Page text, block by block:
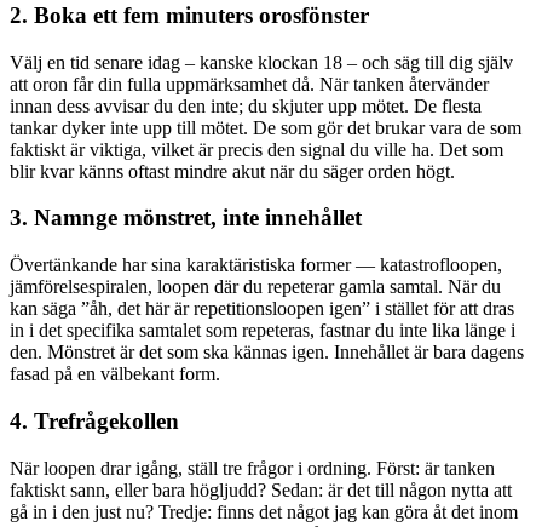
2. Boka ett fem minuters orosfönster
Välj en tid senare idag – kanske klockan 18 – och säg till dig själv
att oron får din fulla uppmärksamhet då. När tanken återvänder
innan dess avvisar du den inte; du skjuter upp mötet. De flesta
tankar dyker inte upp till mötet. De som gör det brukar vara de som
faktiskt är viktiga, vilket är precis den signal du ville ha. Det som
blir kvar känns oftast mindre akut när du säger orden högt.
3. Namnge mönstret, inte innehållet
Övertänkande har sina karaktäristiska former — katastrofloopen,
jämförelsespiralen, loopen där du repeterar gamla samtal. När du
kan säga ”åh, det här är repetitionsloopen igen” i stället för att dras
in i det specifika samtalet som repeteras, fastnar du inte lika länge i
den. Mönstret är det som ska kännas igen. Innehållet är bara dagens
fasad på en välbekant form.
4. Trefrågekollen
När loopen drar igång, ställ tre frågor i ordning. Först: är tanken
faktiskt sann, eller bara högljudd? Sedan: är det till någon nytta att
gå in i den just nu? Tredje: finns det något jag kan göra åt det inom